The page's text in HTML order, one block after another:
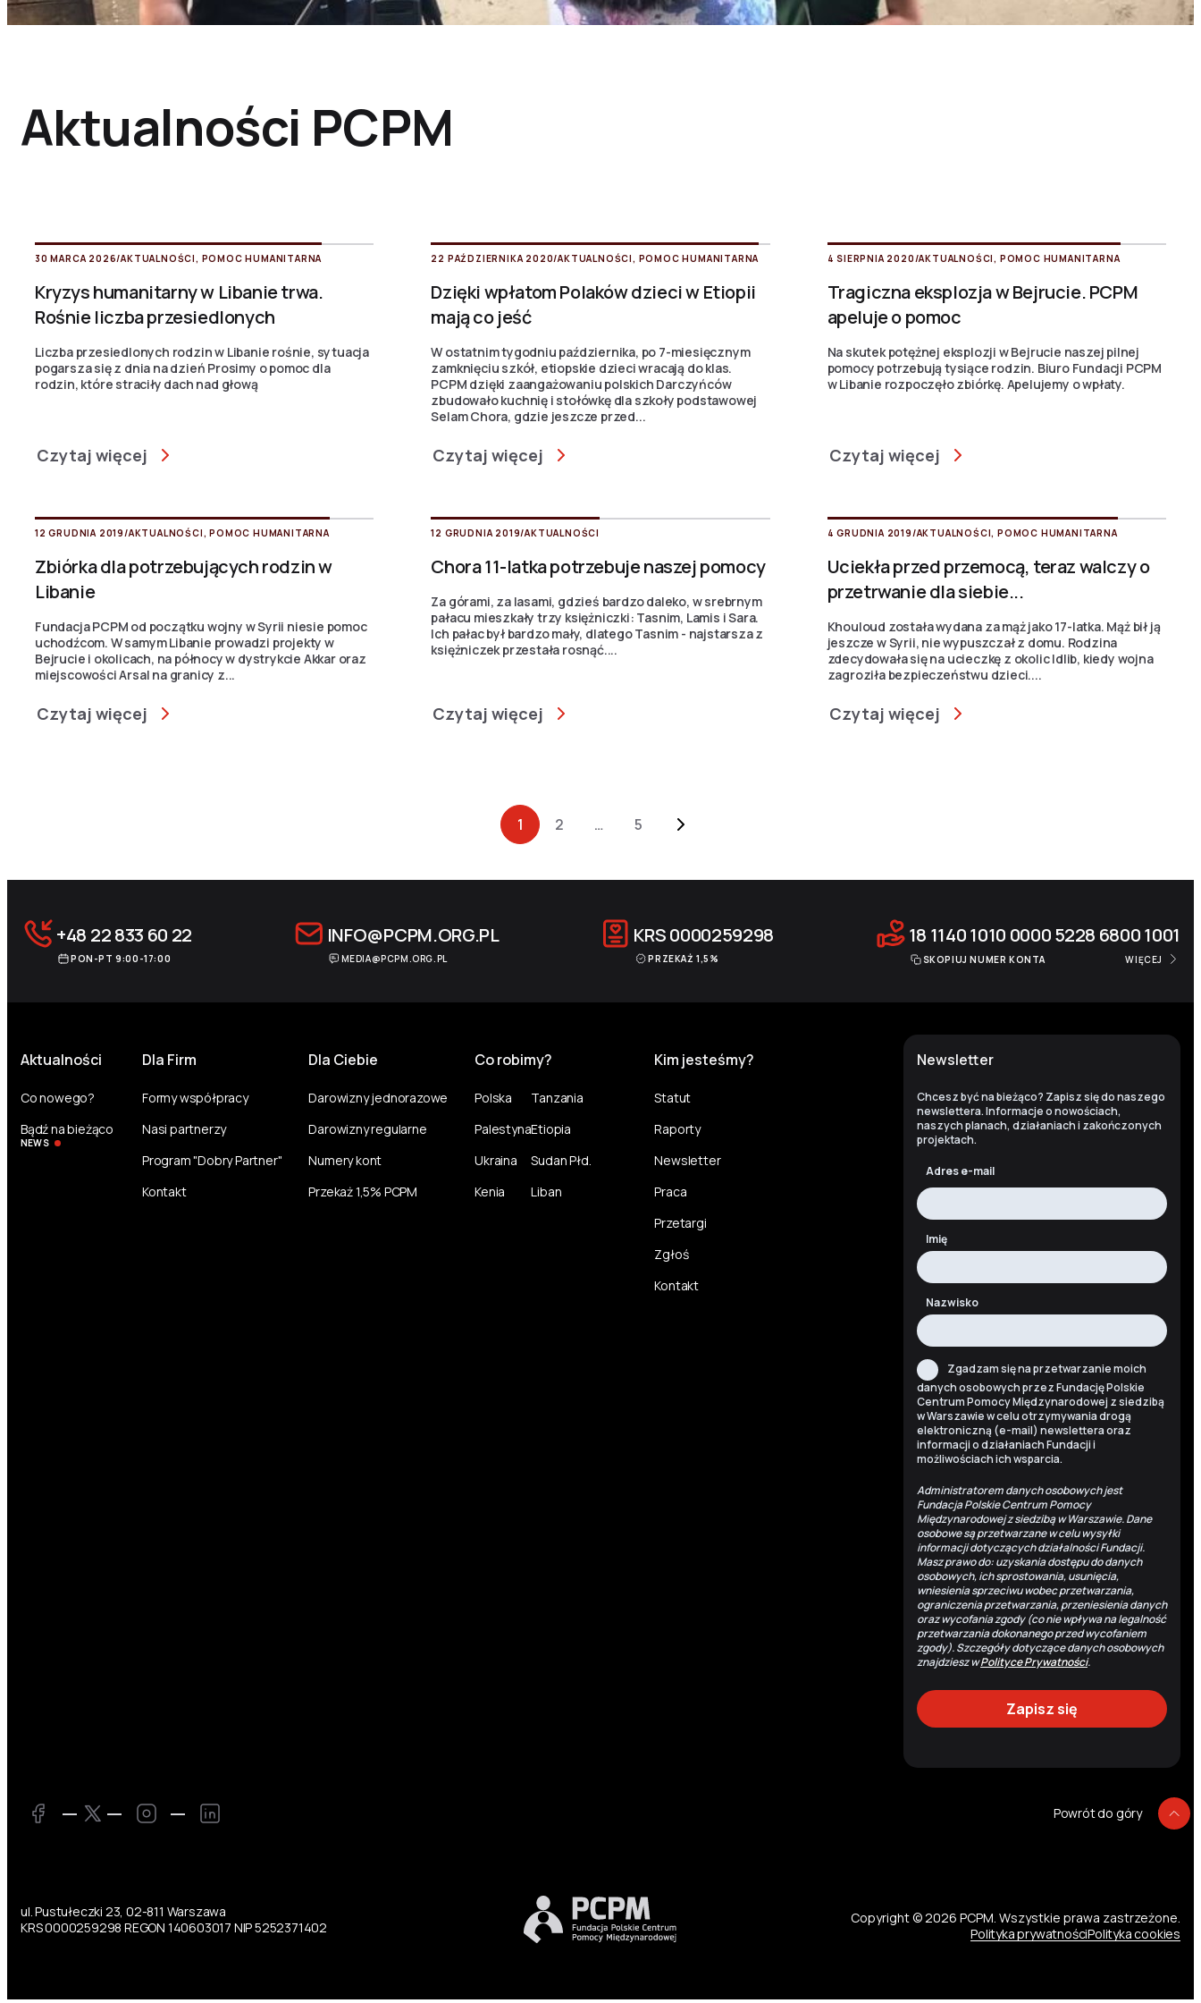
Aktualności PCPM
30 MARCA 2026/AKTUALNOŚCI, POMOC HUMANITARNA
Kryzys humanitarny w Libanie trwa.
Rośnie liczba przesiedlonych
Liczba przesiedlonych rodzin w Libanie rośnie, sytuacja
pogarsza się z dnia na dzień Prosimy o pomoc dla
rodzin, które straciły dach nad głową
Czytaj więcej
22 PAŹDZIERNIKA 2020/AKTUALNOŚCI, POMOC HUMANITARNA
Dzięki wpłatom Polaków dzieci w Etiopii
mają co jeść
W ostatnim tygodniu października, po 7-miesięcznym
zamknięciu szkół, etiopskie dzieci wracają do klas.
PCPM dzięki zaangażowaniu polskich Darczyńców
zbudowało kuchnię i stołówkę dla szkoły podstawowej
Selam Chora, gdzie jeszcze przed...
Czytaj więcej
4 SIERPNIA 2020/AKTUALNOŚCI, POMOC HUMANITARNA
Tragiczna eksplozja w Bejrucie. PCPM
apeluje o pomoc
Na skutek potężnej eksplozji w Bejrucie naszej pilnej
pomocy potrzebują tysiące rodzin. Biuro Fundacji PCPM
w Libanie rozpoczęło zbiórkę. Apelujemy o wpłaty.
Czytaj więcej
12 GRUDNIA 2019/AKTUALNOŚCI,POMOC HUMANITARNA
Zbiórka dla potrzebujących rodzin w
Libanie
Fundacja PCPM od początku wojny w Syrii niesie pomoc
uchodźcom. W samym Libanie prowadzi projekty w
Bejrucie i okolicach, na północy w dystrykcie Akkar oraz
miejscowości Arsal na granicy z...
Czytaj więcej
12 GRUDNIA 2019/AKTUALNOŚCI
Chora 11-latka potrzebuje naszej pomocy
Za górami, za lasami, gdzieś bardzo daleko, w srebrnym
pałacu mieszkały trzy księżniczki: Tasnim, Lamis i Sara.
Ich pałac był bardzo mały, dlatego Tasnim - najstarsza z
księżniczek przestała rosnąć....
Czytaj więcej
4 GRUDNIA 2019/AKTUALNOŚCI,POMOC HUMANITARNA
Uciekła przed przemocą, teraz walczy o
przetrwanie dla siebie...
Khouloud została wydana za mąż jako 17-latka. Mąż bił ją
jeszcze w Syrii, nie wypuszczał z domu. Rodzina
zdecydowała się na ucieczkę z okolic Idlib, kiedy wojna
zagroziła bezpieczeństwu dzieci....
Czytaj więcej
1 2 … 5
+48 22 833 60 22
PON-PT 9:00-17:00
INFO@PCPM.ORG.PL
MEDIA@PCPM.ORG.PL
KRS0000259298
PRZEKAŻ 1,5%
18 1140 1010 0000 5228 6800 1001
SKOPIUJ NUMER KONTA WIĘCEJ
Newsletter
Chcesz być na bieżąco? Zapisz się do naszego
newslettera. Informacje o nowościach,
naszych planach, działaniach i zakończonych
projektach.
Adres e-mail
Imię
Nazwisko
Zgadzam się na przetwarzanie moich
danych osobowych przez Fundację Polskie
Centrum Pomocy Międzynarodowej z siedzibą
w Warszawie w celu otrzymywania drogą
elektroniczną (e-mail) newslettera oraz
informacji o działaniach Fundacji i
możliwościach ich wsparcia.
Administratorem danych osobowych jest
Fundacja Polskie Centrum Pomocy
Międzynarodowej z siedzibą w Warszawie. Dane
osobowe są przetwarzane w celu wysyłki
informacji dotyczących działalności Fundacji.
Masz prawo do: uzyskania dostępu do danych
osobowych, ich sprostowania, usunięcia,
wniesienia sprzeciwu wobec przetwarzania,
ograniczenia przetwarzania, przeniesienia danych
oraz wycofania zgody (co nie wpływa na legalność
przetwarzania dokonanego przed wycofaniem
zgody). Szczegóły dotyczące danych osobowych
znajdziesz wPolityce Prywatności.
Aktualności
Co nowego?
Bądź na bieżąco
NEWS
Dla Firm
Formy współpracy
Nasi partnerzy
Program "Dobry Partner"
Kontakt
Dla Ciebie
Darowizny jednorazowe
Darowizny regularne
Numery kont
Przekaż 1,5% PCPM
Co robimy?
Polska
Palestyna
Ukraina
Kenia
Tanzania
Etiopia
Sudan Płd.
Liban
Kim jesteśmy?
Statut
Raporty
Newsletter
Praca
Przetargi
Zgłoś
Kontakt
FacebookTwitter InstagramLinkedIn Powrót do góry
ul. Pustułeczki 23, 02-811 Warszawa
KRS 0000259298 REGON 140603017 NIP 5252371402
Copyright © 2026 PCPM. Wszystkie prawa zastrzeżone.
Polityka prywatnościPolityka cookies